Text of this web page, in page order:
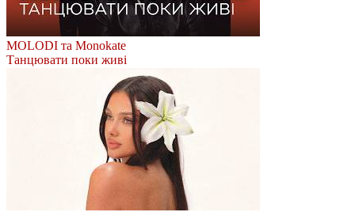
MOLODI та Monokate
Танцювати поки живі